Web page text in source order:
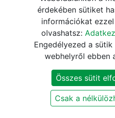
Agy DT Swiss
Straightpull
lock 12mm
Ft 75.800
érdekében sütiket
információkat
olvashatsz:
Engedélyezed a
webhelyről ebben
Összes sütit
Csak a